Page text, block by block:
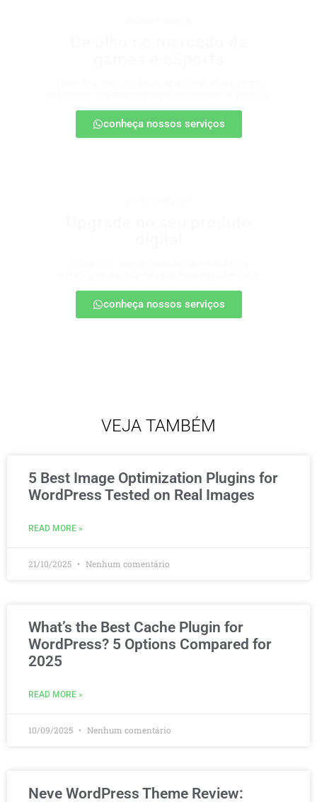
conheça nossos serviços
conheça nossos serviços
VEJA TAMBÉM
5 Best Image Optimization Plugins for
WordPress Tested on Real Images
READ MORE »
21/10/2025 Nenhum comentário
What’s the Best Cache Plugin for
WordPress? 5 Options Compared for
2025
READ MORE »
10/09/2025 Nenhum comentário
Neve WordPress Theme Review: